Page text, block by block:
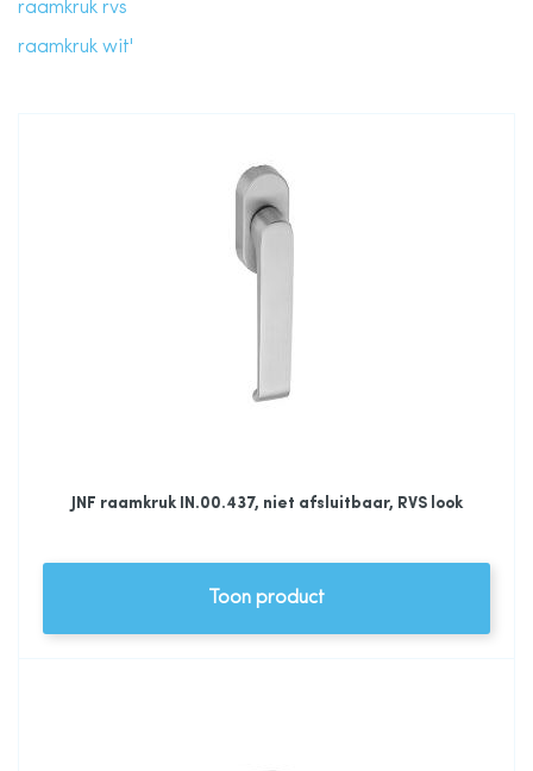
raamkruk rvs
raamkruk wit'
JNF raamkruk IN.00.437, niet afsluitbaar, RVS look
Toon product